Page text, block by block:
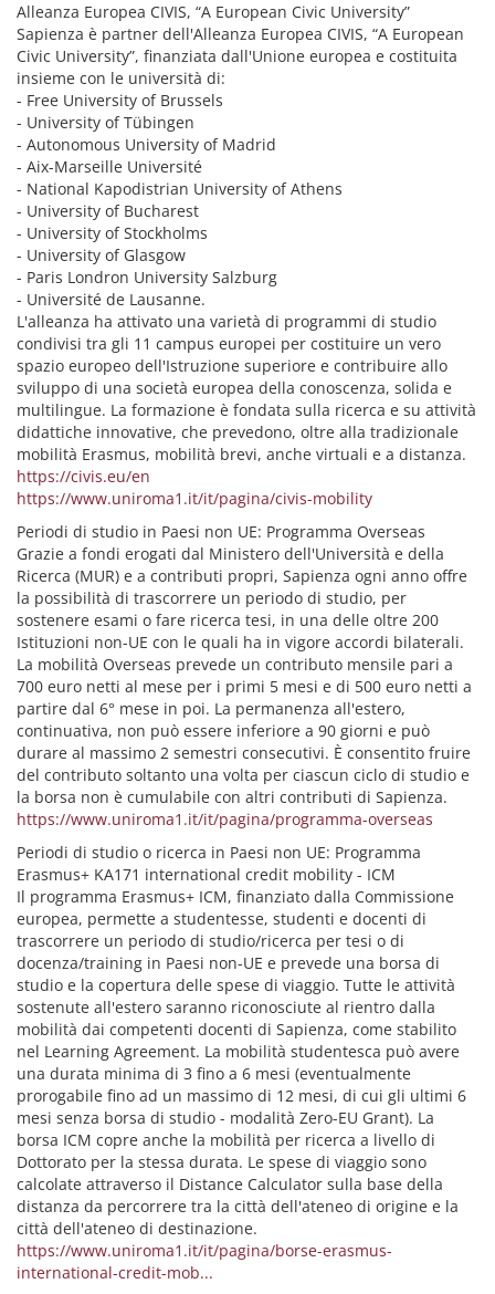
Alleanza Europea CIVIS, “A European Civic University”
Sapienza è partner dell'Alleanza Europea CIVIS, “A European
Civic University”, finanziata dall'Unione europea e costituita
insieme con le università di:
- Free University of Brussels
- University of Tübingen
- Autonomous University of Madrid
- Aix-Marseille Université
- National Kapodistrian University of Athens
- University of Bucharest
- University of Stockholms
- University of Glasgow
- Paris Londron University Salzburg
- Université de Lausanne.
L'alleanza ha attivato una varietà di programmi di studio
condivisi tra gli 11 campus europei per costituire un vero
spazio europeo dell'Istruzione superiore e contribuire allo
sviluppo di una società europea della conoscenza, solida e
multilingue. La formazione è fondata sulla ricerca e su attività
didattiche innovative, che prevedono, oltre alla tradizionale
mobilità Erasmus, mobilità brevi, anche virtuali e a distanza.
https://civis.eu/en
https://www.uniroma1.it/it/pagina/civis-mobility
Periodi di studio in Paesi non UE: Programma Overseas
Grazie a fondi erogati dal Ministero dell'Università e della
Ricerca (MUR) e a contributi propri, Sapienza ogni anno offre
la possibilità di trascorrere un periodo di studio, per
sostenere esami o fare ricerca tesi, in una delle oltre 200
Istituzioni non-UE con le quali ha in vigore accordi bilaterali.
La mobilità Overseas prevede un contributo mensile pari a
700 euro netti al mese per i primi 5 mesi e di 500 euro netti a
partire dal 6° mese in poi. La permanenza all'estero,
continuativa, non può essere inferiore a 90 giorni e può
durare al massimo 2 semestri consecutivi. È consentito fruire
del contributo soltanto una volta per ciascun ciclo di studio e
la borsa non è cumulabile con altri contributi di Sapienza.
https://www.uniroma1.it/it/pagina/programma-overseas
Periodi di studio o ricerca in Paesi non UE: Programma
Erasmus+ KA171 international credit mobility - ICM
Il programma Erasmus+ ICM, finanziato dalla Commissione
europea, permette a studentesse, studenti e docenti di
trascorrere un periodo di studio/ricerca per tesi o di
docenza/training in Paesi non-UE e prevede una borsa di
studio e la copertura delle spese di viaggio. Tutte le attività
sostenute all'estero saranno riconosciute al rientro dalla
mobilità dai competenti docenti di Sapienza, come stabilito
nel Learning Agreement. La mobilità studentesca può avere
una durata minima di 3 fino a 6 mesi (eventualmente
prorogabile fino ad un massimo di 12 mesi, di cui gli ultimi 6
mesi senza borsa di studio - modalità Zero-EU Grant). La
borsa ICM copre anche la mobilità per ricerca a livello di
Dottorato per la stessa durata. Le spese di viaggio sono
calcolate attraverso il Distance Calculator sulla base della
distanza da percorrere tra la città dell'ateneo di origine e la
città dell'ateneo di destinazione.
https://www.uniroma1.it/it/pagina/borse-erasmus-
international-credit-mob...